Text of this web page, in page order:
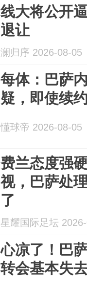
线大将公开
退让
澜归序 2026-08-05
每体：巴萨
疑，即使续
懂球帝 2026-08-05
费兰态度强
视，巴萨处
了
星耀国际足坛
心凉了！巴
转会基本失